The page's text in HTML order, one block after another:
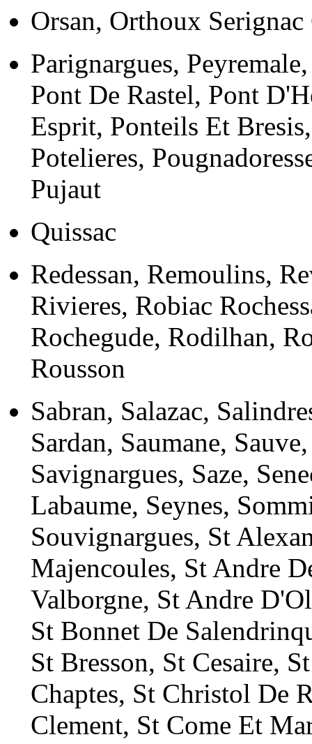
Orsan, Orthoux
Parignargues,
Pont De Rastel, Pont
Esprit, Ponteils Et
Potelieres,
Pujaut
Quissac
Redessan, Remoulins,
Rivieres, Robiac
Rochegude, Rodilhan,
Rousson
Sabran, Salazac,
Sardan, Saumane,
Savignargues, Saze,
Labaume, Seynes,
Souvignargues, St
Majencoules, St Andre
Valborgne, St Andre
St Bonnet De
St Bresson, St Cesaire,
Chaptes, St Christol De
Clement, St Come Et